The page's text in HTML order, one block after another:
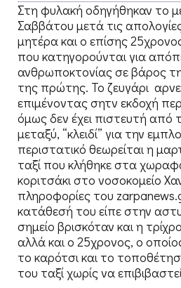
Στη φυλακή οδηγήθηκαν το
Σαββάτου μετά τις
μητέρα και ο επίσης
που κατηγορούνται για
ανθρωποκτονίας σε βάρος
της πρώτης. Το ζευγάρι
επιμένοντας σητν εκδοχή
όμως δεν έχει πιστευτή από
μεταξύ, “κλειδί” για την
περιστατικό θεωρείται η
ταξί που κλήθηκε στα
κοριτσάκι στο νοσοκομείο
πληροφορίες του
κατάθεσή του είπε στην
σημείο βρισκόταν και η
αλλά και ο 25χρονος, ο
το καρότσι και το
του ταξί χωρίς να